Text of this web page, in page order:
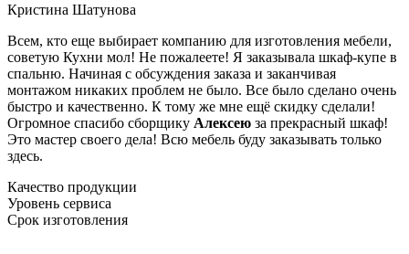
Кристина Шатунова
Всем, кто еще выбирает компанию для изготовления мебели,
советую Кухни мол! Не пожалеете! Я заказывала шкаф-купе в
спальню. Начиная с обсуждения заказа и заканчивая
монтажом никаких проблем не было. Все было сделано очень
быстро и качественно. К тому же мне ещё скидку сделали!
Огромное спасибо сборщику Алексею за прекрасный шкаф!
Это мастер своего дела! Всю мебель буду заказывать только
здесь.
Качество продукции
Уровень сервиса
Срок изготовления